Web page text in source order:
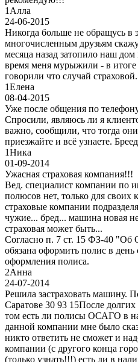
1 Алла
24-06-2015
Никогда больше не обращусь в
многочисленным друзьям
месяца назад затопило наш
время меня мурыжили - в итоге
говорили что случай страховой.
1Елена
08-04-2015
Уже после общения по
Спросили, являюсь ли я
важно, сообщили, что тогда
приезжайте и всё узнаете.
1Ника
01-09-2014
Ужасная страховая компания!!!
Вед. специалист компании по
полюсов нет, только для своих
страховые компании
чужие... бред... машина новая не
страховая может быть...
Согласно п. 7 ст. 15 ФЗ-40 "Об
обязана оформить полис в
оформления полиса.
2Анна
24-07-2014
Решила застраховать машину.
Саратове 30 93 15После
том есть ли полисы ОСАГО в
данной компании мне было
никто ответить не сможет и
компании (с другого конца
(только узнать!!!) есть ли в